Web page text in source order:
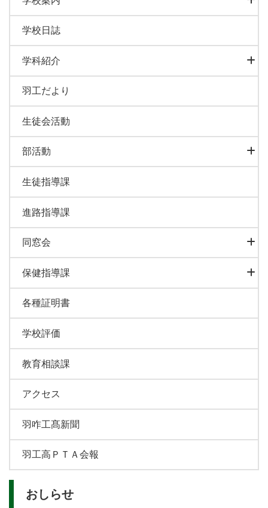
学校日誌
学科紹介
羽工だより
生徒会活動
部活動
生徒指導課
進路指導課
同窓会
保健指導課
各種証明書
学校評価
教育相談課
アクセス
羽咋工髙新聞
羽工高ＰＴＡ会報
おしらせ